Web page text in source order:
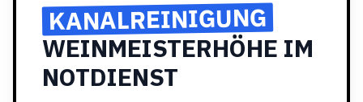
KANALREINIGUNG
WEINMEISTERHÖHE IM
NOTDIENST